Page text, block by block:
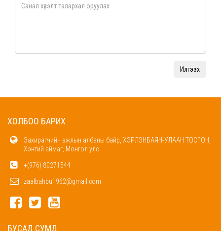
ХОЛБОО БАРИХ
Захирагчийн ажлын албаны байр, ХЭРЛЭНБАЯН-УЛААН ТОСГОН,
Хэнтий аймаг, Монгол улс
+(976) 80271544
zaalbahbu1962@gmail.com
БУСАД СУМД